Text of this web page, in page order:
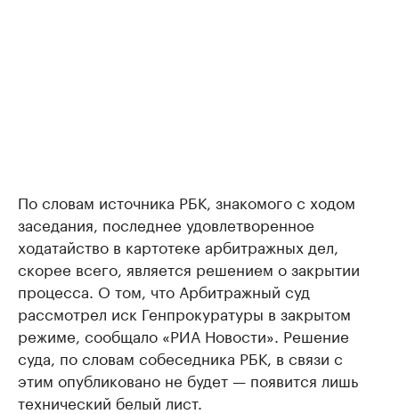
По словам источника РБК, знакомого с ходом
заседания, последнее удовлетворенное
ходатайство в картотеке арбитражных дел,
скорее всего, является решением о закрытии
процесса. О том, что Арбитражный суд
рассмотрел иск Генпрокуратуры в закрытом
режиме, сообщало «РИА Новости». Решение
суда, по словам собеседника РБК, в связи с
этим опубликовано не будет — появится лишь
технический белый лист.